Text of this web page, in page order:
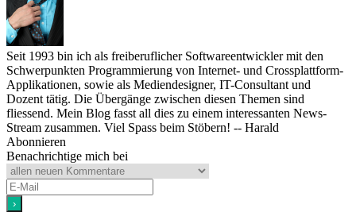
Seit 1993 bin ich als freiberuflicher Softwareentwickler mit den
Schwerpunkten Programmierung von Internet- und Crossplattform-
Applikationen, sowie als Mediendesigner, IT-Consultant und
Dozent tätig. Die Übergänge zwischen diesen Themen sind
fliessend. Mein Blog fasst all dies zu einem interessanten News-
Stream zusammen. Viel Spass beim Stöbern! -- Harald
Abonnieren
Benachrichtige mich bei